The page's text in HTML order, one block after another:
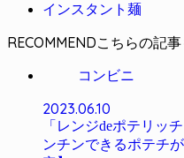
インスタント麺
RECOMMEND
コンビニ
2023.06.10
「レンジdeポテリッ
ンチンできるポテチ